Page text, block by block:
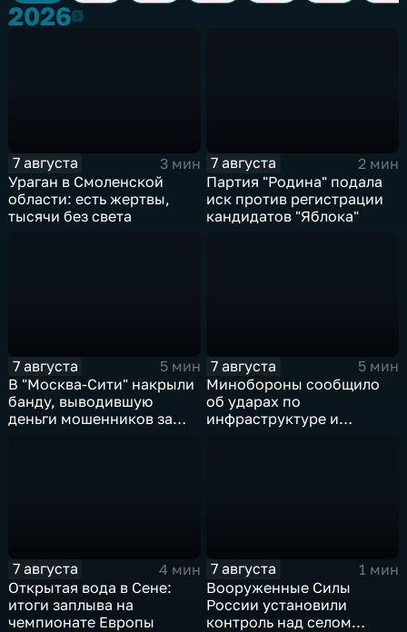
20262026
7 августа
3 мин
Ураган в Смоленской
области: есть жертвы,
тысячи без света
7 августа
2 мин
Партия "Родина" подала
иск против регистрации
кандидатов "Яблока"
7 августа
5 мин
В "Москва‑Сити" накрыли
банду, выводившую
деньги мошенников за
7 августа
5 мин
Минобороны сообщило
об ударах по
инфраструктуре и
7 августа
4 мин
Открытая вода в Сене:
итоги заплыва на
чемпионате Европы
7 августа
1 мин
Вооруженные Силы
России установили
контроль над селом